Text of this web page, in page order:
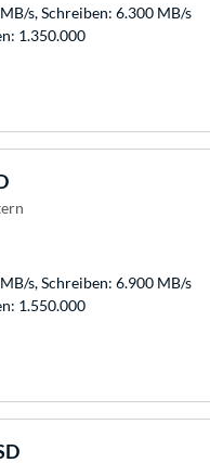
s, Schreiben: 6.300 MB/s
1.350.000
s, Schreiben: 6.900 MB/s
1.550.000